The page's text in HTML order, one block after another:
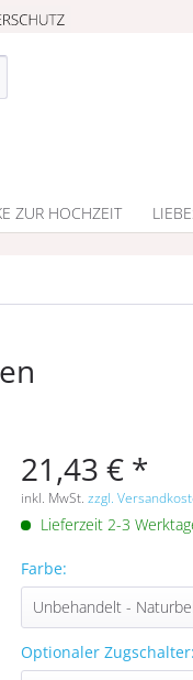
ZUR HOCHZEIT
21,43 € *
inkl. MwSt.zzgl.
Lieferzeit 2-3
Farbe:
Optionaler Zugschalter: